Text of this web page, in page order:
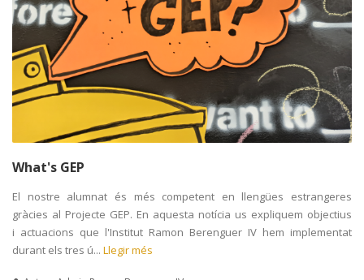
What's GEP
El nostre alumnat és més competent en llengües estrangeres
gràcies al Projecte GEP. En aquesta notícia us expliquem objectius
i actuacions que l'Institut Ramon Berenguer IV hem implementat
durant els tres ú... Llegir més